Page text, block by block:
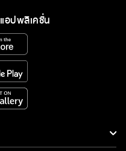
แอปพลิเคชั่น